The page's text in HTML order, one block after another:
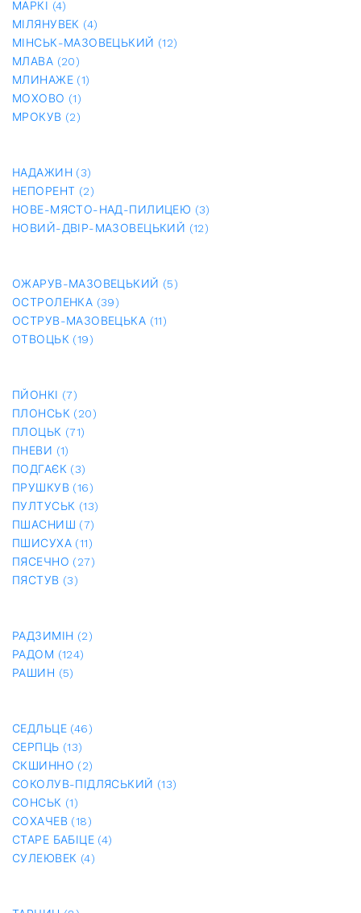
МАРКІ (4)
МІЛЯНУВЕК (4)
МІНСЬК-МАЗОВЕЦЬКИЙ (12)
МЛАВА (20)
МЛИНАЖЕ (1)
МОХОВО (1)
МРОКУВ (2)
НАДАЖИН (3)
НЕПОРЕНТ (2)
НОВЕ-МЯСТО-НАД-ПИЛИЦЕЮ (3)
НОВИЙ-ДВІР-МАЗОВЕЦЬКИЙ (12)
ОЖАРУВ-МАЗОВЕЦЬКИЙ (5)
ОСТРОЛЕНКА (39)
ОСТРУВ-МАЗОВЕЦЬКА (11)
ОТВОЦЬК (19)
ПЙОНКІ (7)
ПЛОНСЬК (20)
ПЛОЦЬК (71)
ПНЕВИ (1)
ПОДГАЄК (3)
ПРУШКУВ (16)
ПУЛТУСЬК (13)
ПШАСНИШ (7)
ПШИСУХА (11)
ПЯСЕЧНО (27)
ПЯСТУВ (3)
РАДЗИМІН (2)
РАДОМ (124)
РАШИН (5)
СЕДЛЬЦЕ (46)
СЕРПЦЬ (13)
СКШИННО (2)
СОКОЛУВ-ПІДЛЯСЬКИЙ (13)
СОНСЬК (1)
СОХАЧЕВ (18)
СТАРЕ БАБІЦЕ (4)
СУЛЕЮВЕК (4)